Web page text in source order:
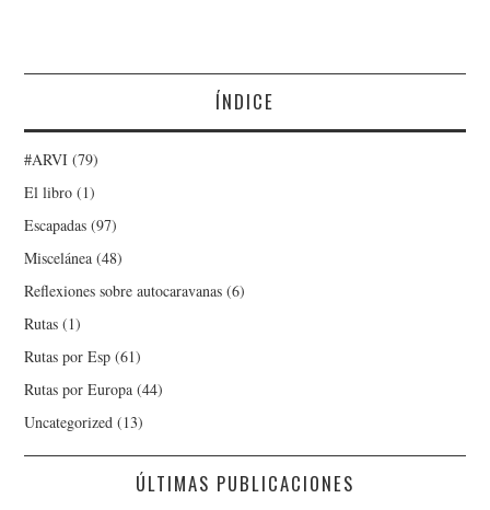
ÍNDICE
#ARVI (79)
El libro (1)
Escapadas (97)
Miscelánea (48)
Reflexiones sobre autocaravanas (6)
Rutas (1)
Rutas por Esp (61)
Rutas por Europa (44)
Uncategorized (13)
ÚLTIMAS PUBLICACIONES